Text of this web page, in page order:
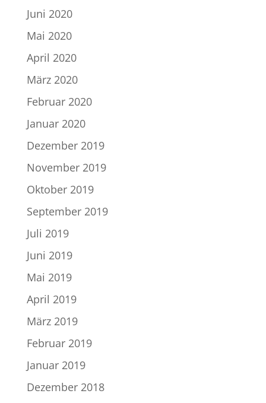
Juni 2020
Mai 2020
April 2020
März 2020
Februar 2020
Januar 2020
Dezember 2019
November 2019
Oktober 2019
September 2019
Juli 2019
Juni 2019
Mai 2019
April 2019
März 2019
Februar 2019
Januar 2019
Dezember 2018